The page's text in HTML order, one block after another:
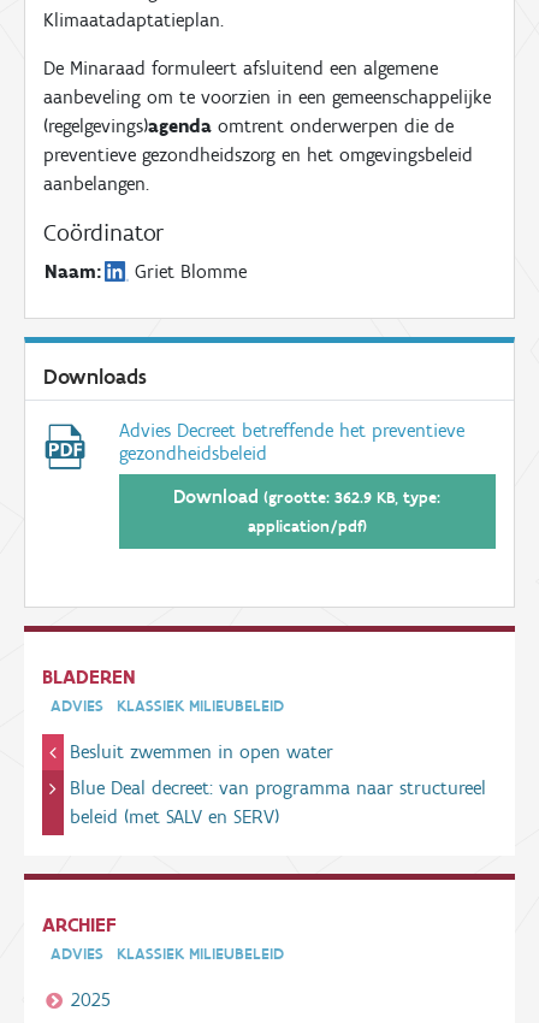
Klimaatadaptatieplan.
De Minaraad formuleert afsluitend een algemene
aanbeveling om te voorzien in een gemeenschappelijke
(regelgevings)agenda omtrent onderwerpen die de
preventieve gezondheidszorg en het omgevingsbeleid
aanbelangen.
Coördinator
:
Naam Griet Blomme
Downloads
Advies Decreet betreffende het preventieve
gezondheidsbeleid
Download(grootte: 362.9 KB, type:
application/pdf)
BLADEREN
ADVIES KLASSIEK MILIEUBELEID
Besluit zwemmen in open water
Blue Deal decreet: van programma naar structureel
beleid (met SALV en SERV)
ARCHIEF
ADVIES KLASSIEK MILIEUBELEID
2025